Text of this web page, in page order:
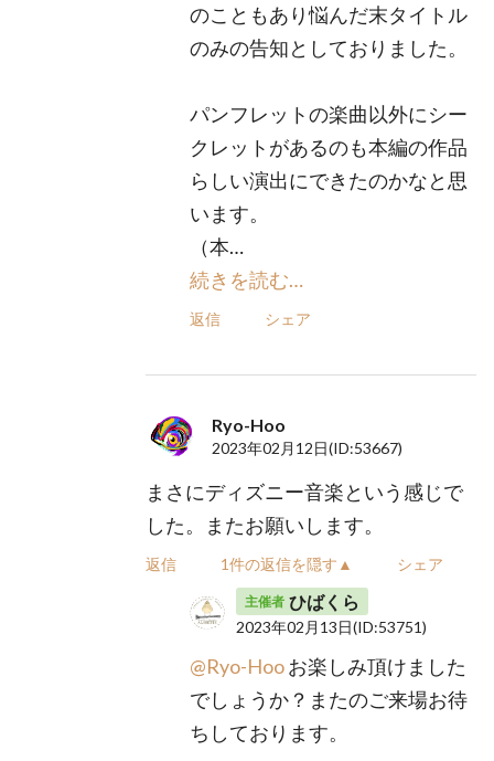
のこともあり悩んだ末タイトル
のみの告知としておりました。
パンフレットの楽曲以外にシー
クレットがあるのも本編の作品
らしい演出にできたのかなと思
います。
（本…
続きを読む…
返信 シェア
Ryo-Hoo
2023年02月12日(ID:53667)
まさにディズニー音楽という感じで
した。またお願いします。
返信 1件の返信を隠す▲ シェア
主催者 ひばくら
2023年02月13日(ID:53751)
@Ryo-Hooお楽しみ頂けました
でしょうか？またのご来場お待
ちしております。